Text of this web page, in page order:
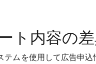
ト内容の
テムを使用して広告申